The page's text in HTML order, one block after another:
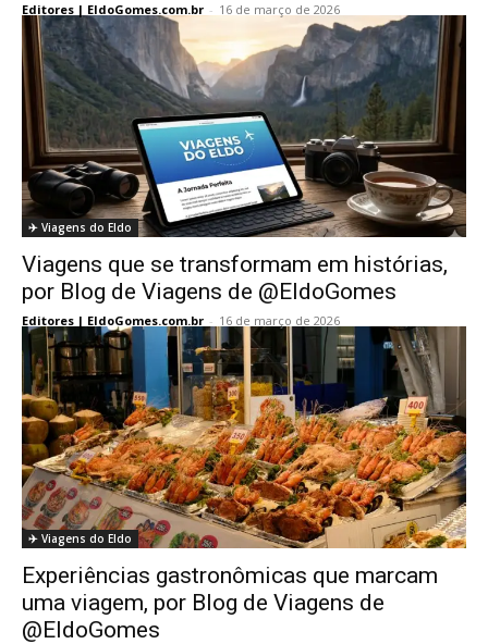
Editores | EldoGomes.com.br - 16 de março de 2026
✈️ Viagens do Eldo
Viagens que se transformam em histórias,
por Blog de Viagens de @EldoGomes
Editores | EldoGomes.com.br - 16 de março de 2026
✈️ Viagens do Eldo
Experiências gastronômicas que marcam
uma viagem, por Blog de Viagens de
@EldoGomes